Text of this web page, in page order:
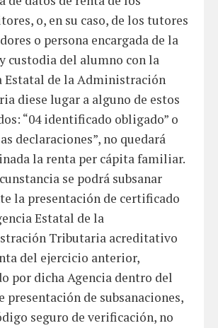
o, en su caso, de los tutores
o persona encargada de la
custodia del alumno con la
Estatal de la Administración
diese lugar a alguno de estos
“04 identificado obligado” o
declaraciones”, no quedará
la renta per cápita familiar.
se podrá subsanar
la presentación de certificado
Estatal de la
Tributaria acreditativo
del ejercicio anterior,
por dicha Agencia dentro del
presentación de subsanaciones,
seguro de verificación, no